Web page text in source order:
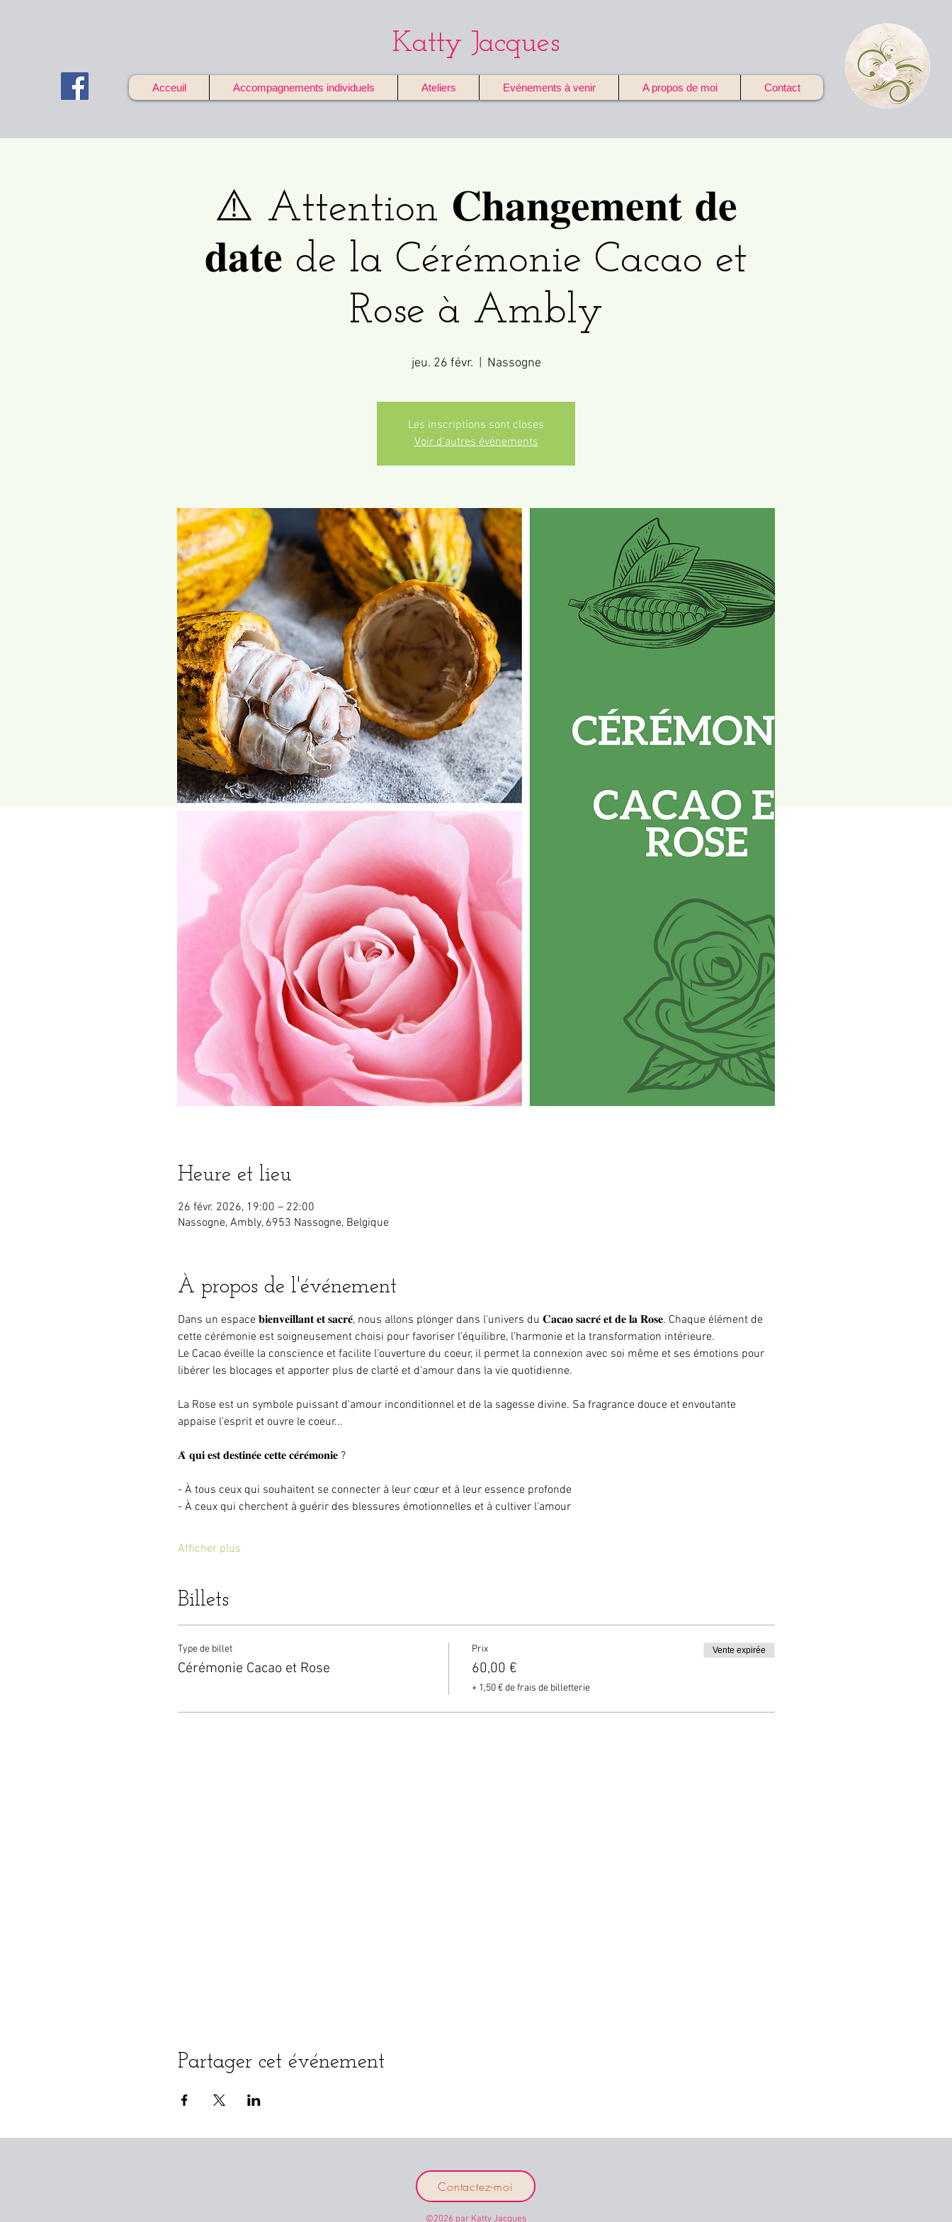
Katty Jacques
Acceuil Accompagnements individuels Ateliers Evénements à venir A propos de moi Contact
⚠️ Attention 𝐂𝐡𝐚𝐧𝐠𝐞𝐦𝐞𝐧𝐭 𝐝𝐞
𝐝𝐚𝐭𝐞 de la Cérémonie Cacao et
Rose à Ambly
jeu. 26 févr. Nassogne
Les inscriptions sont closes
Voir d'autres événements
Heure et lieu
26 févr. 2026, 19:00 – 22:00
Nassogne, Ambly, 6953 Nassogne, Belgique
À propos de l'événement
Dans un espace 𝐛𝐢𝐞𝐧𝐯𝐞𝐢𝐥𝐥𝐚𝐧𝐭 𝐞𝐭 𝐬𝐚𝐜𝐫𝐞́, nous allons plonger dans l'univers du 𝐂𝐚𝐜𝐚𝐨 𝐬𝐚𝐜𝐫𝐞́ 𝐞𝐭 𝐝𝐞 𝐥𝐚 𝐑𝐨𝐬𝐞. Chaque élément de
cette cérémonie est soigneusement choisi pour favoriser l’équilibre, l’harmonie et la transformation intérieure.
Le Cacao éveille la conscience et facilite l'ouverture du coeur, il permet la connexion avec soi même et ses émotions pour
libérer les blocages et apporter plus de clarté et d'amour dans la vie quotidienne.
La Rose est un symbole puissant d'amour inconditionnel et de la sagesse divine. Sa fragrance douce et envoutante
appaise l'esprit et ouvre le coeur...
𝐀̀ 𝐪𝐮𝐢 𝐞𝐬𝐭 𝐝𝐞𝐬𝐭𝐢𝐧𝐞́𝐞 𝐜𝐞𝐭𝐭𝐞 𝐜𝐞́𝐫𝐞́𝐦𝐨𝐧𝐢𝐞 ?
- À tous ceux qui souhaitent se connecter à leur cœur et à leur essence profonde
- À ceux qui cherchent à guérir des blessures émotionnelles et à cultiver l’amour
Afficher plus
Billets
Type de billet
Cérémonie Cacao et Rose
Prix
60,00 €
+ 1,50 € de frais de billetterie
Vente expirée
Partager cet événement
Contactez-moi
©2026 par Katty Jacques